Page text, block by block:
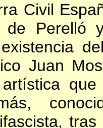
Civil
Perelló
Juan